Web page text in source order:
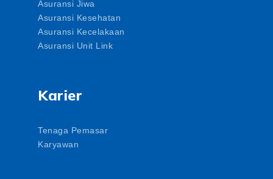
Asuransi Jiwa
Asuransi Kesehatan
Asuransi Kecelakaan
Asuransi Unit Link
Karier
Tenaga Pemasar
Karyawan